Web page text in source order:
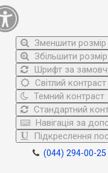
Зменшити
Збільшити
Шрифт за
Світлий контраст
Темний контраст
Стандартний
Навігація за
Підкреслення
(044) 294-00-25